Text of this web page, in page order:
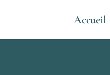
Accueil